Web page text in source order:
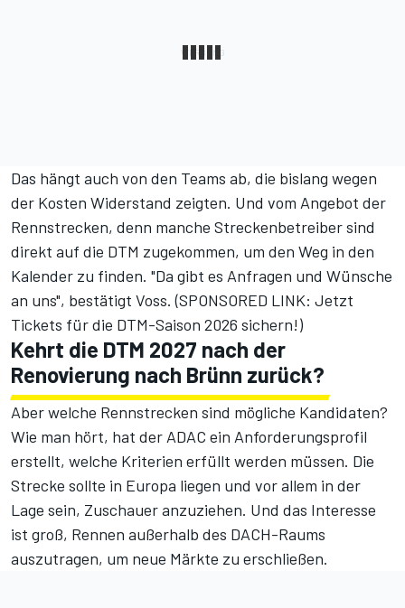
Das hängt auch von den Teams ab, die bislang wegen
der Kosten Widerstand zeigten. Und vom Angebot der
Rennstrecken, denn manche Streckenbetreiber sind
direkt auf die DTM zugekommen, um den Weg in den
Kalender zu finden. "Da gibt es Anfragen und Wünsche
an uns", bestätigt Voss. (SPONSORED LINK: Jetzt
Tickets für die DTM-Saison 2026 sichern!)
Kehrt die DTM 2027 nach der
Renovierung nach Brünn zurück?
Aber welche Rennstrecken sind mögliche Kandidaten?
Wie man hört, hat der ADAC ein Anforderungsprofil
erstellt, welche Kriterien erfüllt werden müssen. Die
Strecke sollte in Europa liegen und vor allem in der
Lage sein, Zuschauer anzuziehen. Und das Interesse
ist groß, Rennen außerhalb des DACH-Raums
auszutragen, um neue Märkte zu erschließen.